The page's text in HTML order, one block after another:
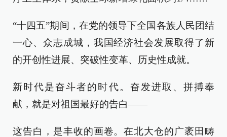
“十四五”期间，在党的领导下全国各族人民团结
一心、众志成城，我国经济社会发展取得了新
的开创性进展、突破性变革、历史性成就。
新时代是奋斗者的时代。奋发进取、拼搏奉
献，就是对祖国最好的告白——
这告白，是丰收的画卷。在北大仓的广袤田畴